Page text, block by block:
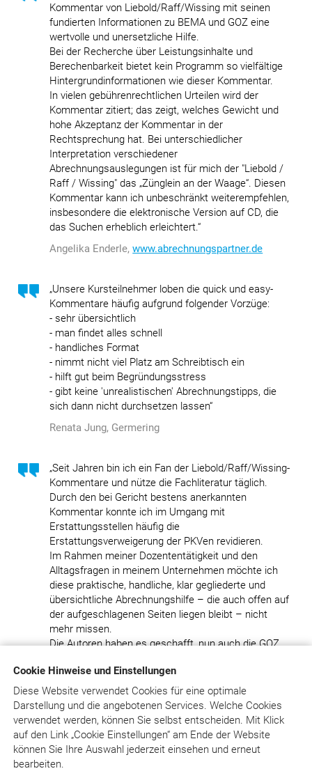
Cookie Hinweise und Einstellungen
Diese Website verwendet Cookies für eine optimale
Darstellung und die angebotenen Services. Welche Cookies
verwendet werden, können Sie selbst entscheiden. Mit Klick
aufden Link „Cookie Einstellungen“ am Ende der Website
können Sie Ihre Auswahl jederzeit einsehen und erneut
bearbeiten.
Kommentar von Liebold/Raff/Wissing mit seinen
fundierten Informationen zu BEMA und GOZ eine
wertvolle und unersetzliche Hilfe.
Bei der Recherche über Leistungsinhalte und
Berechenbarkeit bietet kein Programm so vielfältige
Hintergrundinformationen wie dieser Kommentar.
In vielen gebührenrechtlichen Urteilen wird der
Kommentar zitiert; das zeigt, welches Gewicht und
hohe Akzeptanz der Kommentar in der
Rechtsprechung hat. Bei unterschiedlicher
Interpretation verschiedener
Abrechnungsauslegungen ist für mich der "Liebold /
Raff / Wissing" das „Zünglein an der Waage“. Diesen
Kommentar kann ich unbeschränkt weiterempfehlen,
insbesondere die elektronische Version auf CD, die
das Suchen erheblich erleichtert.“
Angelika Enderle,www.abrechnungspartner.de
„Unsere Kursteilnehmer loben die quick und easy-
Kommentare häufig aufgrund folgender Vorzüge:
- sehr übersichtlich
- man findet alles schnell
- handliches Format
- nimmt nicht viel Platz am Schreibtisch ein
- hilft gut beim Begründungsstress
- gibt keine 'unrealistischen' Abrechnungstipps, die
sich dann nicht durchsetzen lassen“
Renata Jung, Germering
„Seit Jahren bin ich ein Fan der Liebold/Raff/Wissing-
Kommentare und nütze die Fachliteratur täglich.
Durch den bei Gericht bestens anerkannten
Kommentar konnte ich im Umgang mit
Erstattungsstellen häufig die
Erstattungsverweigerung der PKVen revidieren.
Im Rahmen meiner Dozententätigkeit und den
Alltagsfragen in meinem Unternehmen möchte ich
diese praktische, handliche, klar gegliederte und
übersichtliche Abrechnungshilfe – die auch offen auf
der aufgeschlagenen Seiten liegen bleibt – nicht
mehr missen.
Die Autoren haben es geschafft, nun auch die GOZ
Leistungen kompakt in diesem kleinen aber feinen
Werk klar zu definieren. Ich denke, dieses
Nachschlagewerk, wie auch BEMA quick & easy,
sollte in keiner Praxis fehlen. Im Rahmen der PKV-
Erstattungsproblematik, bei Erstellung von
Seminarhandbüchern oder im Rahmen von Gutachten
weiche ich auf den großen Online-Kommentar aus,